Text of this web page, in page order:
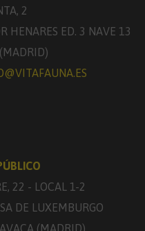
2
HENARES ED. 3 NAVE 13
22 - LOCAL 1-2
DE LUXEMBURGO
(MADRID)